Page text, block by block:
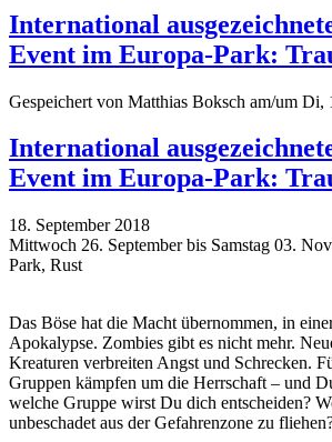
International
Event im Europa-Park:
Gespeichert von Matthias Boksch am/um Di,
International
Event im Europa-Park:
18. September 2018
Mittwoch 26. September bis Samstag 03.
Park, Rust
Das Böse hat die Macht übernommen, in
Apokalypse. Zombies gibt es nicht mehr.
Kreaturen verbreiten Angst und Schrecken.
Gruppen kämpfen um die Herrschaft – und
welche Gruppe wirst Du dich entscheiden?
unbeschadet aus der Gefahrenzone zu